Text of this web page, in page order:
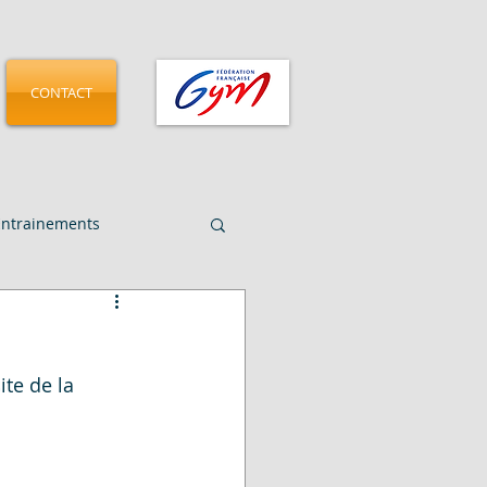
CONTACT
CMGA - Pamplona 2025
de la